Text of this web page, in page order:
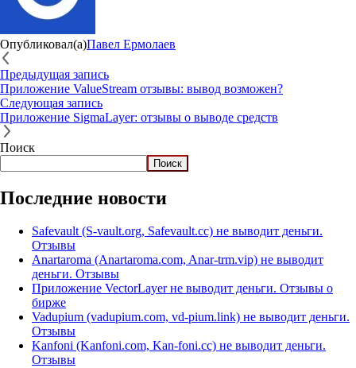
Опубликовал(а)Павел Ермолаев
Предыдущая запись
Приложение ValueStream отзывы: вывод возможен?
Следующая запись
Приложение SigmaLayer: отзывы о выводе средств
Поиск
Поиск
Последние новости
Safevault (S-vault.org, Safevault.cc) не выводит деньги.
Отзывы
Anartaroma (Anartaroma.com, Anar-trm.vip) не выводит
деньги. Отзывы
Приложение VectorLayer не выводит деньги. Отзывы о
бирже
Vadupium (vadupium.com, vd-pium.link) не выводит деньги.
Отзывы
Kanfoni (Kanfoni.com, Kan-foni.cc) не выводит деньги.
Отзывы